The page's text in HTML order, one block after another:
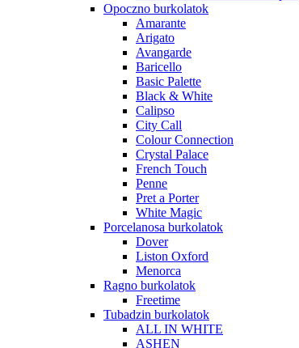
Opoczno burkolatok
Amarante
Arigato
Avangarde
Baricello
Basic Palette
Black & White
Calipso
City Call
Colour Connection
Crystal Palace
French Touch
Penne
Pret a Porter
White Magic
Porcelanosa burkolatok
Dover
Liston Oxford
Menorca
Ragno burkolatok
Freetime
Tubadzin burkolatok
ALL IN WHITE
ASHEN